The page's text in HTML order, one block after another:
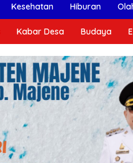
Kesehatan Hiburan
Kabar Desa Budaya